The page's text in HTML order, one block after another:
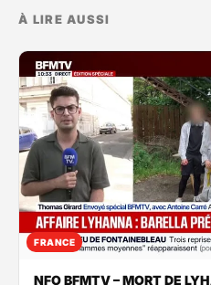
À LIRE AUSSI
FRANCE
NFO BFMTV – MORT DE